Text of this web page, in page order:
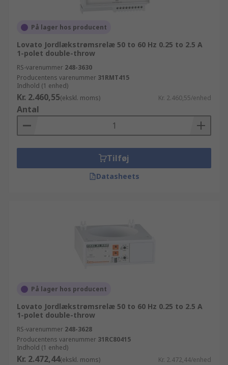
På lager hos producent
Lovato Jordlækstrømsrelæ 50 to 60 Hz 0.25 to 2.5 A
1-polet double-throw
RS-varenummer 248-3630
Producentens varenummer 31RMT415
Indhold (1 enhed)
Kr. 2.460,55(ekskl. moms) Kr. 2.460,55/enhed
Antal
Tilføj
Datasheets
På lager hos producent
Lovato Jordlækstrømsrelæ 50 to 60 Hz 0.25 to 2.5 A
1-polet double-throw
RS-varenummer 248-3628
Producentens varenummer 31RC80415
Indhold (1 enhed)
Kr. 2.472,44(ekskl. moms) Kr. 2.472,44/enhed